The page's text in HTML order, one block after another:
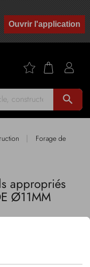
Ouvrir l'application
search
|
Forage de
appropriés
Ø11MM